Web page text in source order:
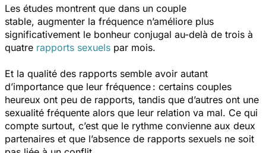
Les études montrent que dans un couple
stable, augmenter la fréquence n’améliore plus
significativement le bonheur conjugal au-delà de trois à
quatre rapports sexuels par mois.
Et la qualité des rapports semble avoir autant
d’importance que leur fréquence : certains couples
heureux ont peu de rapports, tandis que d’autres ont une
sexualité fréquente alors que leur relation va mal. Ce qui
compte surtout, c’est que le rythme convienne aux deux
partenaires et que l’absence de rapports sexuels ne soit